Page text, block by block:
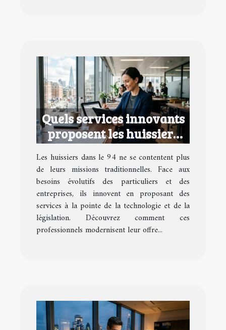
Quels services innovants
proposent les huissiers
dans le 94 ?
Les huissiers dans le 94 ne se contentent plus
de leurs missions traditionnelles. Face aux
besoins évolutifs des particuliers et des
entreprises, ils innovent en proposant des
services à la pointe de la technologie et de la
législation. Découvrez comment ces
professionnels modernisent leur offre...